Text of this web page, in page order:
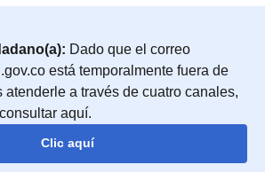
Dado que el correo
está temporalmente fuera de
atenderle a través de cuatro canales,
aquí.
Clic aquí